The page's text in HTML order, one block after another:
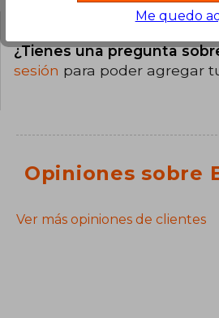
¿Tienes una pregunta
sesión para poder agregar
Opiniones sobre
Ver más opiniones de clientes
Me quedo